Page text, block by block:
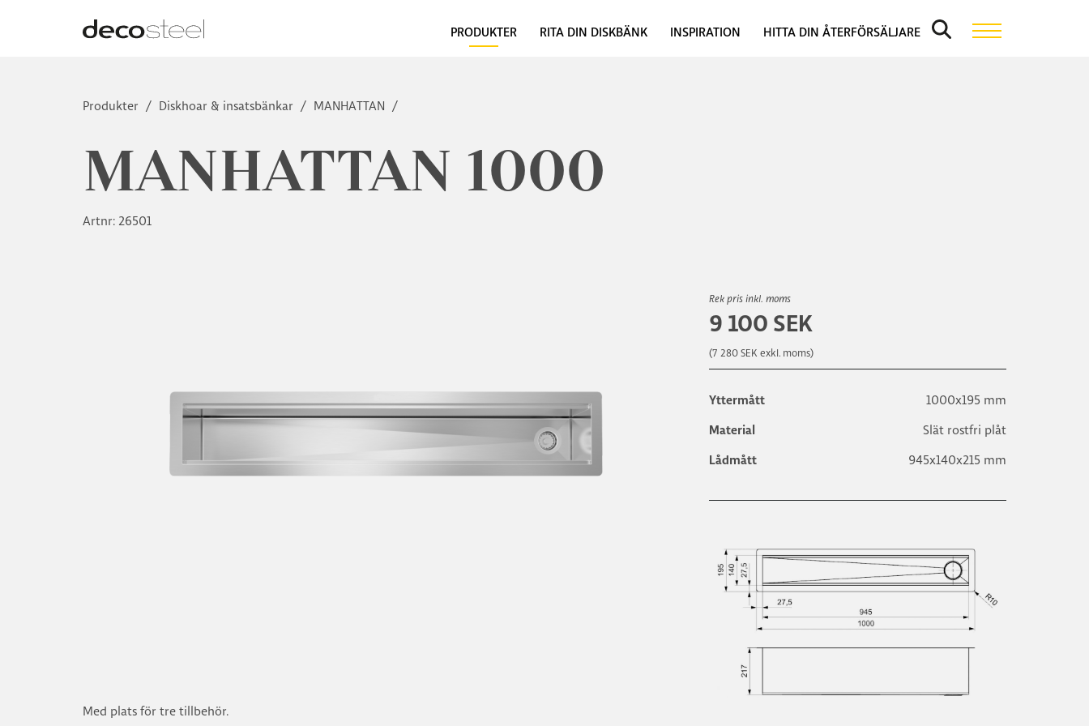
PRODUKTER RITA DIN DISKBÄNK INSPIRATION HITTA DIN ÅTERFÖRSÄLJARE
Produkter / Diskhoar & insatsbänkar / MANHATTAN /
MANHATTAN 1000
Artnr: 26501
Med plats för tre tillbehör.
Rek pris inkl. moms
9 100 SEK
(7 280 SEK exkl. moms)
Yttermått 1000x195 mm
Material Slät rostfri plåt
Lådmått 945x140x215 mm